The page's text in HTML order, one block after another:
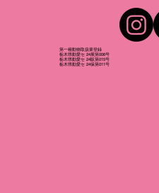
第一種動物取扱業登録
栃木県動愛セ 24展第006号
栃木県動愛セ 24販第015号
栃木県動愛セ 24保第011号